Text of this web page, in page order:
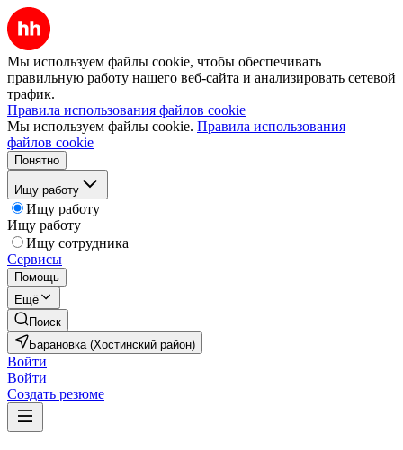
Мы используем файлы cookie, чтобы обеспечивать
правильную работу нашего веб-сайта и анализировать сетевой
трафик.
Правила использования файлов cookie
Мы используем файлы cookie. Правила использования
файлов cookie
Понятно
Ищу работу
Ищу работу
Ищу работу
Ищу сотрудника
Сервисы
Помощь
Ещё
Поиск
Барановка (Хостинский район)
Войти
Войти
Создать резюме